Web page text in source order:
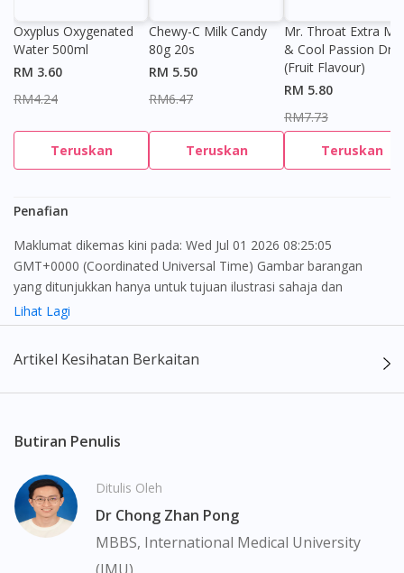
Oxyplus Oxygenated
Water 500ml
RM 3.60
RM4.24
Teruskan
Chewy-C Milk Candy
80g 20s
RM 5.50
RM6.47
Teruskan
Mr. Throat Extra
& Cool Passion
(Fruit Flavour)
RM 5.80
RM7.73
Teruskan
Penafian
Maklumat dikemas kini pada: Wed Jul 01 2026 08:25:05
GMT+0000 (Coordinated Universal Time) Gambar barangan
yang ditunjukkan hanya untuk tujuan ilustrasi sahaja dan
mungkin tidak seperti produk yang sebenar
maklumat sahaja, bagi kegunaan para pengamal perubatan dan
bukan bertujuan sebagai rujukan kepada pengguna untuk
seorang pengamal perubatan. Keberkesanan dan kesan
pengguna dengan pengguna yang lain. Kami tidak menyarankan
pengguna untuk membuat diagnosis atau rawatan sendiri.
Pesakit haruslah sentiasa mendapatkan nasihat daripada doktor
atau ahli farmasi bertauliah sebelum mengambil atau
menggunakan sebarang ubat-ubatan. Isi kandungan laman web
Lihat Lagi
Artikel Kesihatan Berkaitan
Butiran Penulis
Ditulis Oleh
Dr Chong Zhan Pong
MBBS, International Medical University